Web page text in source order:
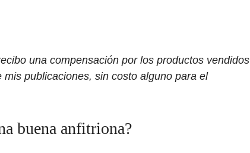
una compensación por los productos vendidos
publicaciones, sin costo alguno para el
buena anfitriona?